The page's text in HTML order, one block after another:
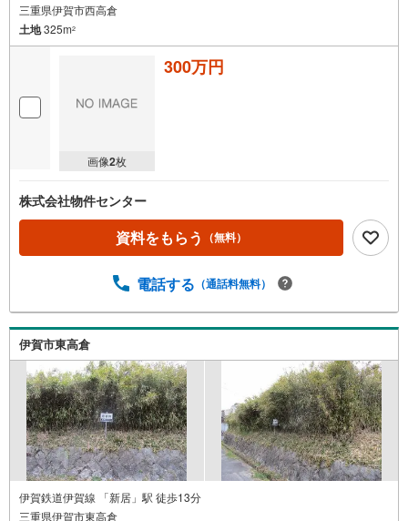
三重県伊賀市西高倉
土地325m2
画像2枚
300万円
株式会社物件センター
資料をもらう （無料）
電話する （通話料無料）
伊賀市東高倉
伊賀鉄道伊賀線 「新居」駅 徒歩13分
三重県伊賀市東高倉